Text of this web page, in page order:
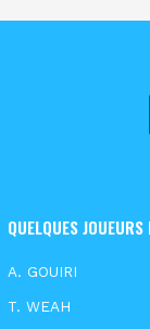
QUELQUES JOUEURS
A. GOUIRI
T. WEAH